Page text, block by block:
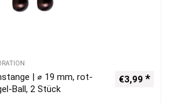
| ⌀ 19 mm, rot-
Ball, 2 Stück
€3,99